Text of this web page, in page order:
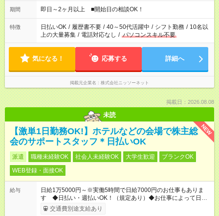
期間 即日～2ヶ月以上 ■開始日の相談OK！
特徴 日払いOK / 履歴書不要 / 40～50代活躍中 / シフト勤務 / 10名以
上の大量募集 / 電話対応なし / パソコンスキル不要
気になる！ 応募する 詳細へ
掲載元企業名 株式会社ニッソーネット
掲載日：2026.08.08
未読
NEW
【激単1日勤務OK!】ホテルなどの会場で株主総
会のサポートスタッフ＊日払いOK
派遣 職種未経験OK 社会人未経験OK 大学生歓迎
ブランクOK
WEB登録・面接OK
給与
日給1万5000円～※実働5時間で日給7000円のお仕事もありま
す ◆日払い・週払いOK！（規定あり）◆お仕事によって日給も
異なります
交通費別途支給あり